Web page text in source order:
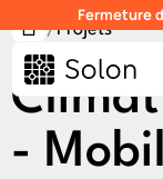
Fermeture
/Projets
-